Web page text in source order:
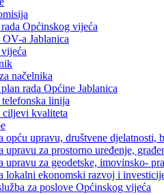
Općinskog vijeća
a Jablanica
načelnika
rada Općine Jablanica
linija
kvaliteta
opću upravu, društvene
upravu za prostorno uređenje,
upravu za geodetske, imovinsko-
lokalni ekonomski razvoj i
za poslove Općinskog vijeća